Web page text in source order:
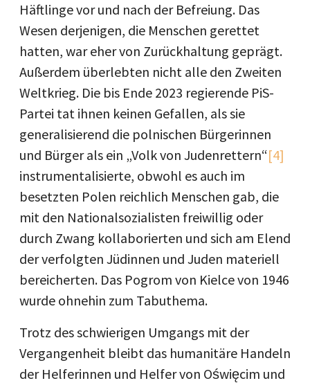
Häftlinge vor und nach der Befreiung. Das
Wesen derjenigen, die Menschen gerettet
hatten, war eher von Zurückhaltung geprägt.
Außerdem überlebten nicht alle den Zweiten
Weltkrieg. Die bis Ende 2023 regierende PiS-
Partei tat ihnen keinen Gefallen, als sie
generalisierend die polnischen Bürgerinnen
und Bürger als ein „Volk von Judenrettern“[4]
instrumentalisierte, obwohl es auch im
besetzten Polen reichlich Menschen gab, die
mit den Nationalsozialisten freiwillig oder
durch Zwang kollaborierten und sich am Elend
der verfolgten Jüdinnen und Juden materiell
bereicherten. Das Pogrom von Kielce von 1946
wurde ohnehin zum Tabuthema.
Trotz des schwierigen Umgangs mit der
Vergangenheit bleibt das humanitäre Handeln
der Helferinnen und Helfer von Oświęcim und